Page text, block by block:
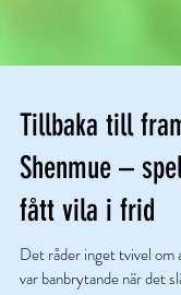
Tillbaka till
Shenmue –
fått vila i frid